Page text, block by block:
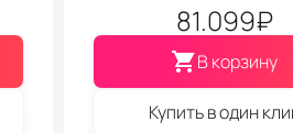
81.099₽
В корзину
Купить в один